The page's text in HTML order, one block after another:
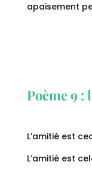
apaisement
Poème 9 :
L’amitié est
L’amitié est